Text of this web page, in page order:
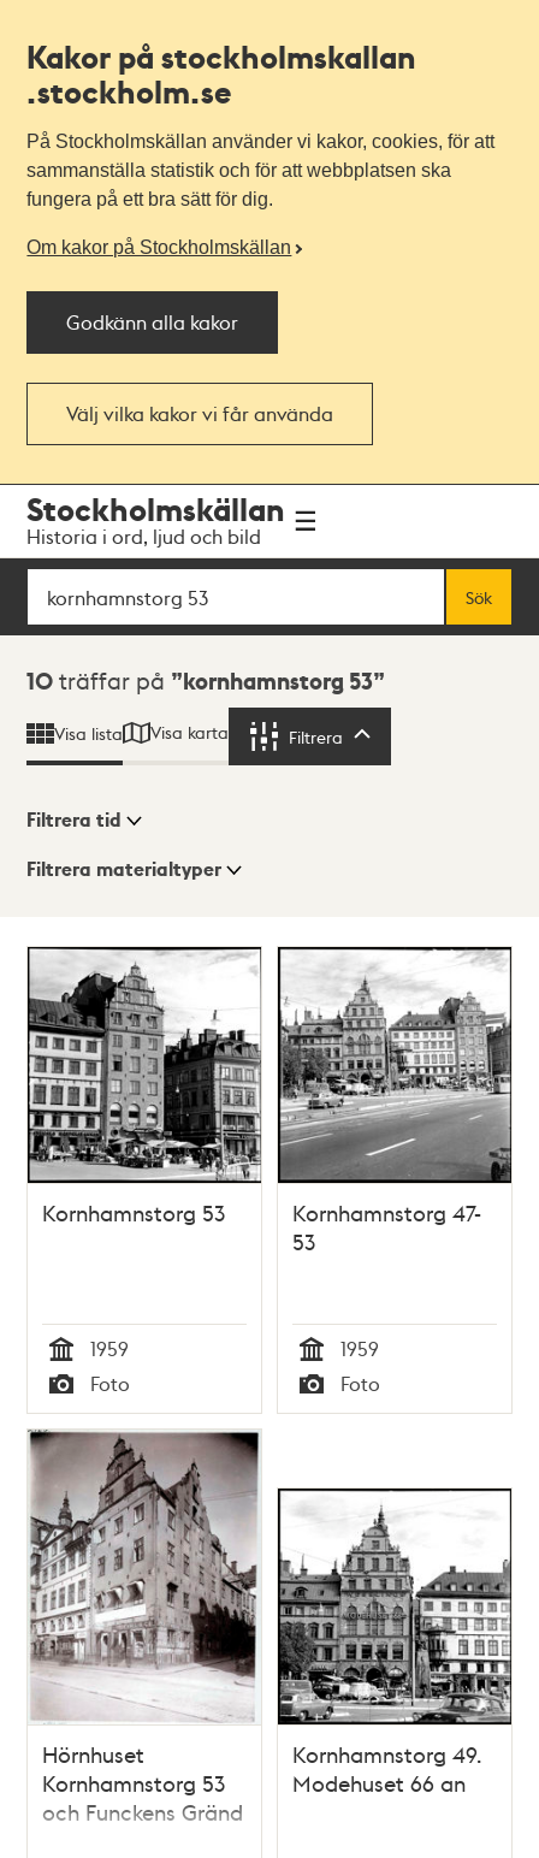
Kakor på stockholmskallan
.stockholm.se
På Stockholmskällan använder vi kakor, cookies, för att
sammanställa statistik och för att webbplatsen ska
fungera på ett bra sätt för dig.
Om kakor på Stockholmskällan
Godkänn alla kakor
Välj vilka kakor vi får använda
navigationen
huvudinnehållet
Stockholmskällan
Historia i ord, ljud och bild
Sök
Sök
Sökresultat
10 träffar på kornhamnstorg 53
Visa lista Visa karta Filtrera
Visningsläge
ListaKarta
Filtrera tid
Filtrera materialtyper
träffar
Kornhamnstorg 53
Tid
1959
Typ
Foto
Kornhamnstorg 47-
53
Tid
1959
Typ
Foto
Hörnhuset
Kornhamnstorg 53
och Funckens Gränd
Kornhamnstorg 49.
Modehuset 66 an